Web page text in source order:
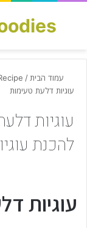
חפש עבור
עמוד הבית /
עוגיות דלעת טעימות
עוגיות
להכנת
עוגיות